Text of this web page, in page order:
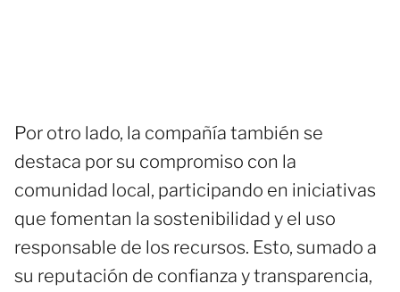
Por otro lado, la compañía también se
destaca por su compromiso con la
comunidad local, participando en iniciativas
que fomentan la sostenibilidad y el uso
responsable de los recursos. Esto, sumado a
su reputación de confianza y transparencia,